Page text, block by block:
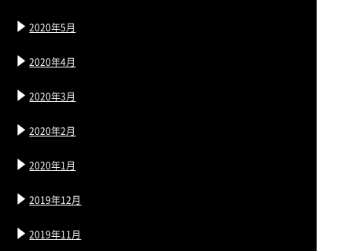
2020年5月
2020年4月
2020年3月
2020年2月
2020年1月
2019年12月
2019年11月